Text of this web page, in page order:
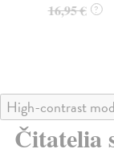
16,95 € ?
High-contrast
Čitatelia